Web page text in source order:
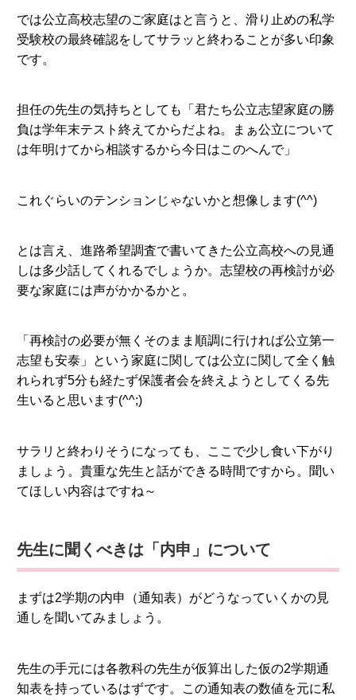
では公立高校志望のご家庭はと言うと、滑り止めの私学
受験校の最終確認をしてサラッと終わることが多い印象
です。
担任の先生の気持ちとしても「君たち公立志望家庭の勝
負は学年末テスト終えてからだよね。まぁ公立について
は年明けてから相談するから今日はこのへんで」
これぐらいのテンションじゃないかと想像します(^^)
とは言え、進路希望調査で書いてきた公立高校への見通
しは多少話してくれるでしょうか。志望校の再検討が必
要な家庭には声がかかるかと。
「再検討の必要が無くそのまま順調に行ければ公立第一
志望も安泰」という家庭に関しては公立に関して全く触
れられず5分も経たず保護者会を終えようとしてくる先
生いると思います(^^;)
サラリと終わりそうになっても、ここで少し食い下がり
ましょう。貴重な先生と話ができる時間ですから。聞い
てほしい内容はですね～
先生に聞くべきは「内申」について
まずは2学期の内申（通知表）がどうなっていくかの見
通しを聞いてみましょう。
先生の手元には各教科の先生が仮算出した仮の2学期通
知表を持っているはずです。この通知表の数値を元に私